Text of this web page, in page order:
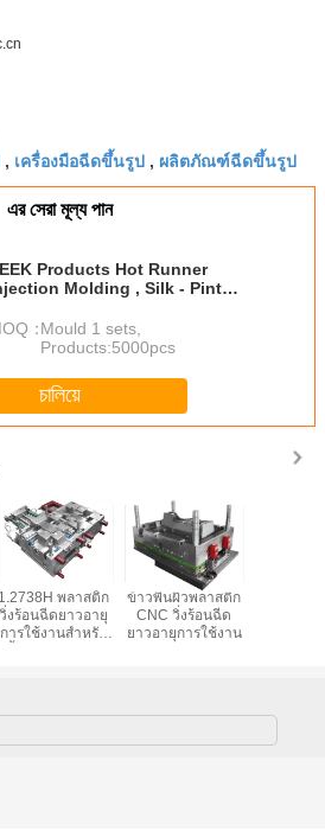
, เครื่องมือฉีดขึ้นรูป , ผลิตภัณฑ์ฉีดขึ้นรูป
এর সেরা মূল্য পান
Products Hot Runner
Molding , Silk - Pint
：Mould 1 sets,
Products:5000pcs
চালিয়ে
1.2738H พลาสติก
วิ่งร้อนฉีดยาวอายุ
การใช้งานสำหรับ
ข้าวพื้นผิวพลาสติก
CNC วิ่งร้อนฉีด
ยาวอายุการใช้งาน